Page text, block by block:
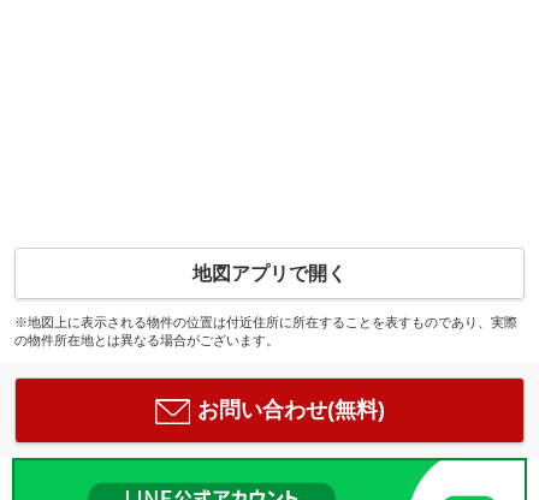
地図アプリで開く
※地図上に表示される物件の位置は付近住所に所在することを表すものであり、実際
の物件所在地とは異なる場合がございます。
お問い合わせ(無料)